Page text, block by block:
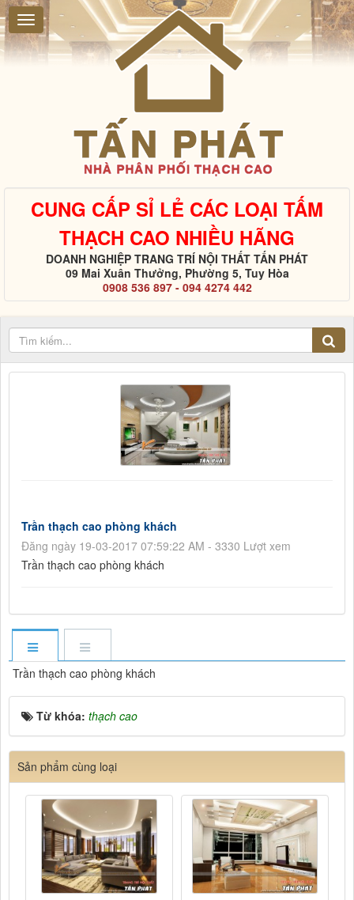
CUNG CẤP SỈ LẺ CÁC LOẠI TẤM
THẠCH CAO NHIỀU HÃNG
DOANH NGHIỆP TRANG TRÍ NỘI THẤT TẤN PHÁT
09 Mai Xuân Thưởng, Phường 5, Tuy Hòa
0908 536 897 - 094 4274 442
Trần thạch cao phòng khách
Đăng ngày 19-03-2017 07:59:22 AM - 3330 Lượt xem
Trần thạch cao phòng khách
Trần thạch cao phòng khách
Từ khóa: thạch cao
Sản phẩm cùng loại